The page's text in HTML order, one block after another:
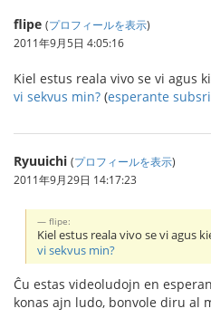
flipe (プロフィールを表示)
2011年9月5日 4:05:16
Kiel estus reala vivo se vi agus
vi sekvus min? (esperante
Ryuuichi (プロフィールを表示)
2011年9月29日 14:17:23
flipe:
Kiel estus reala vivo se vi agus
vi sekvus min?
Ĉu estas videoludojn en
konas ajn ludo, bonvole diru al